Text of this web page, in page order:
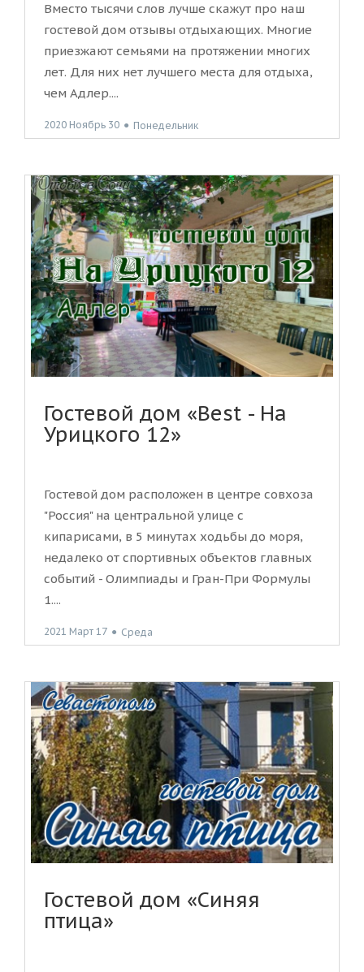
Вместо тысячи слов лучше скажут про наш
гостевой дом отзывы отдыхающих. Многие
приезжают семьями на протяжении многих
лет. Для них нет лучшего места для отдыха,
чем Адлер....
2020 Ноябрь 30 ● Понедельник
Гостевой дом «Best - На
Урицкого 12»
Гостевой дом расположен в центре совхоза
"Россия" на центральной улице с
кипарисами, в 5 минутах ходьбы до моря,
недалеко от спортивных объектов главных
событий - Олимпиады и Гран-При Формулы
1....
2021 Март 17 ● Среда
Гостевой дом «Синяя
птица»